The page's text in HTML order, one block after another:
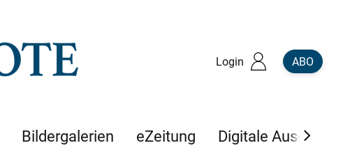
Login ABO
Bildergalerien eZeitung Digitale Ausgaben